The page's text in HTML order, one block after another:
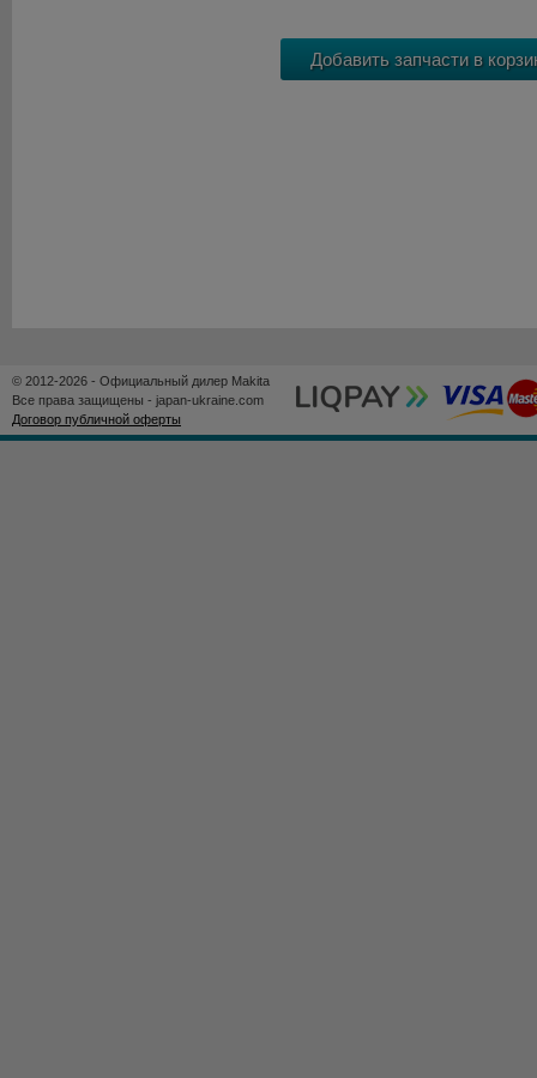
© 2012-2026 - Официальный дилер Makita
Все права защищены - japan-ukraine.com
Договор публичной оферты